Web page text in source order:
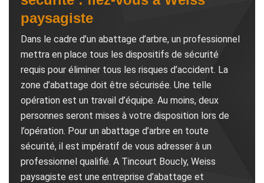
paysagiste
Dans le cadre d’un abattage d’arbre, un professionnel
mettra en place tous les dispositifs de sécurité
requis pour éliminer tous les risques d’accident. La
zone d’abattage doit être sécurisée. Une telle
opération est un travail d’équipe. Au moins, deux
personnes seront mises à votre disposition lors de
l’opération. Pour un abattage d’arbre en toute
sécurité, il est impératif de vous adresser à un
professionnel qualifié. A Tincourt Boucly, Weiss
paysagiste est une entreprise d’abattage et